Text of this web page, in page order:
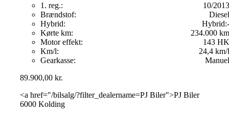
1. reg.:
10/2013
Brændstof:
Diesel
Hybrid:
Hybrid:-
Kørte km:
234.000 km
Motor effekt:
143 HK
Km/l:
24,4 km/l
Gearkasse:
Manuel
89.900,00kr.
<a href="/bilsalg/?filter_dealername=PJ Biler">PJ Biler
6000 Kolding